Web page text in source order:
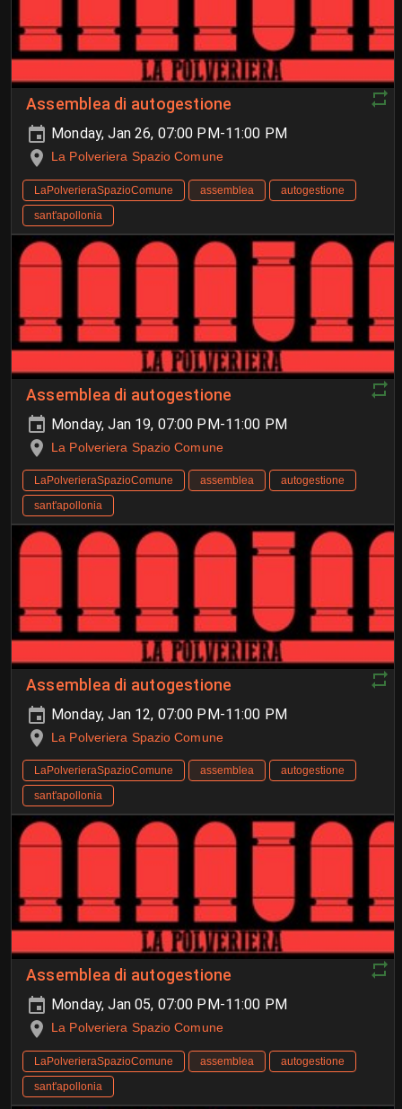
Assemblea di autogestione
Monday, Jan 26, 07:00 PM-11:00 PM
La Polveriera Spazio Comune
LaPolverieraSpazioComune assemblea
autogestione
sant'apollonia
Assemblea di autogestione
Monday, Jan 19, 07:00 PM-11:00 PM
La Polveriera Spazio Comune
LaPolverieraSpazioComune assemblea
autogestione
sant'apollonia
Assemblea di autogestione
Monday, Jan 12, 07:00 PM-11:00 PM
La Polveriera Spazio Comune
LaPolverieraSpazioComune assemblea
autogestione
sant'apollonia
Assemblea di autogestione
Monday, Jan 05, 07:00 PM-11:00 PM
La Polveriera Spazio Comune
LaPolverieraSpazioComune assemblea
autogestione
sant'apollonia